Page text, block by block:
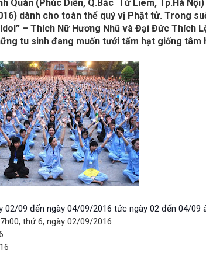
Quán (Phúc Diễn, Q.Bắc Từ Liêm, Tp.Hà
dành cho toàn thể quý vị Phật tử. Trong
– Thích Nữ Hương Nhũ và Đại Đức Thích
tu sinh đang muốn tưới tẩm hạt giống tâm
02/09 đến ngày 04/09/2016 tức ngày 02 đến 04/09
thứ 6, ngày 02/09/2016